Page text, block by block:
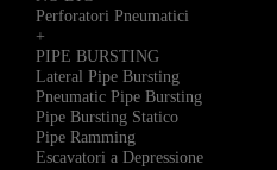
Perforatori Pneumatici
+
PIPE BURSTING
Lateral Pipe Bursting
Pneumatic Pipe Bursting
Pipe Bursting Statico
Pipe Ramming
Escavatori a Depressione